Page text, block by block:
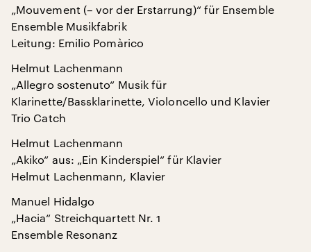
„Mouvement (– vor der Erstarrung)“ für Ensemble
Ensemble Musikfabrik
Leitung: Emilio Pomàrico
Helmut Lachenmann
„Allegro sostenuto“ Musik für
Klarinette/Bassklarinette, Violoncello und Klavier
Trio Catch
Helmut Lachenmann
„Akiko“ aus: „Ein Kinderspiel“ für Klavier
Helmut Lachenmann, Klavier
Manuel Hidalgo
„Hacia“ Streichquartett Nr. 1
Ensemble Resonanz